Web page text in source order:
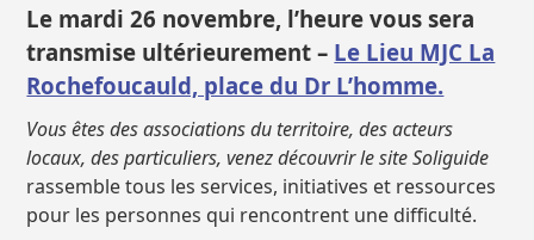
Le mardi 26 novembre, l’heure vous sera
transmise ultérieurement – Le Lieu MJC La
Rochefoucauld, place du Dr L’homme.
Vous êtes des associations du territoire, des acteurs
locaux, des particuliers, venez découvrir le site Soliguide
rassemble tous les services, initiatives et ressources
pour les personnes qui rencontrent une difficulté.